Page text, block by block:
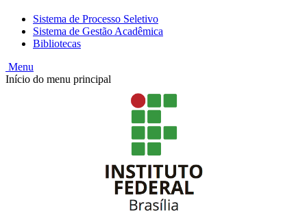
Sistema de Processo Seletivo
Sistema de Gestão Acadêmica
Bibliotecas
Menu
Início do menu principal